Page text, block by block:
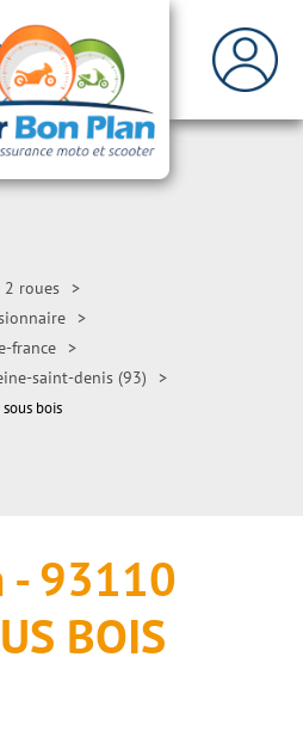
2 roues >
>
france >
saint-denis (93)
>
bois
- 93110
BOIS